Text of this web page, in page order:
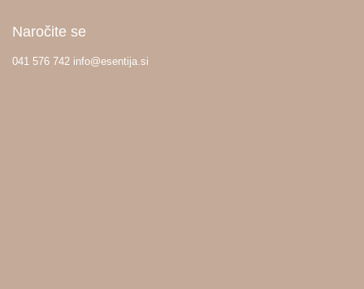
Naročite se
041 576 742 info@esentija.si